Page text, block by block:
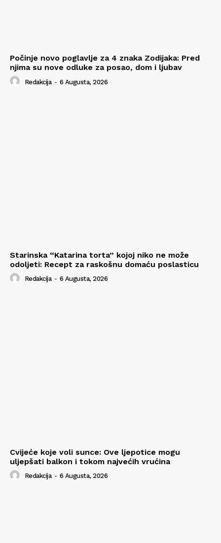
Počinje novo poglavlje za 4 znaka Zodijaka: Pred
njima su nove odluke za posao, dom i ljubav
Redakcija - 6 Augusta, 2026
Starinska “Katarina torta” kojoj niko ne može
odoljeti: Recept za raskošnu domaću poslasticu
Redakcija - 6 Augusta, 2026
Cvijeće koje voli sunce: Ove ljepotice mogu
uljepšati balkon i tokom najvećih vrućina
Redakcija - 6 Augusta, 2026